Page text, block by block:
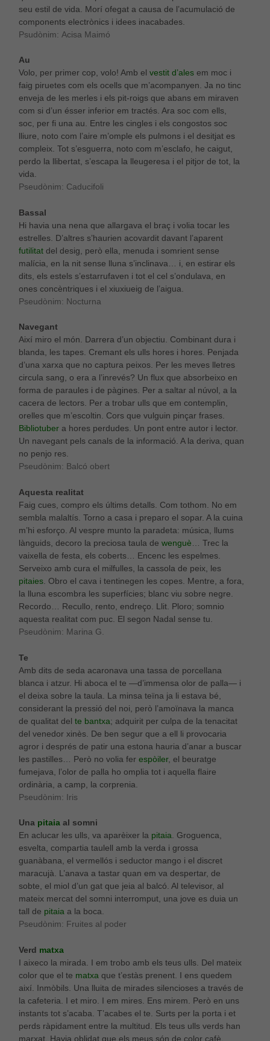
seu estil de vida. Morí ofegat a causa de l’acumulació de
components electrònics i idees inacabades.
Psudònim: Acisa Maimó
Au
Volo, per primer cop, volo! Amb el vestit d’alesem moc i
faig piruetes com els ocells que m’acompanyen. Ja no tinc
enveja de les merles i els pit-roigs que abans em miraven
com si d’un ésser inferior em tractés. Ara soc com ells,
soc, per fi una au. Entre les cingles i els congostos soc
lliure, noto com l’aire m’omple els pulmons i el desitjat es
compleix. Tot s’esguerra, noto com m’esclafo, he caigut,
perdo la llibertat, s’escapa la lleugeresa i el pitjor de tot, la
vida.
Pseudònim: Caducifoli
Bassal
Hi havia una nena que allargava el braç i volia tocar les
estrelles. D’altres s’haurien acovardit davant l’aparent
futilitatdel desig, però ella, menuda i somrient sense
malícia, en la nit sense lluna s’inclinava… i, en estirar els
dits, els estels s’estarrufaven i tot el cel s’ondulava, en
ones concèntriques i el xiuxiueig de l’aigua.
Pseudònim: Nocturna
Navegant
Així miro el món. Darrera d’un objectiu. Combinant dura i
blanda, les tapes. Cremant els ulls hores i hores. Penjada
d’una xarxa que no captura peixos. Per les meves lletres
circula sang, o era a l’inrevés? Un flux que absorbeixo en
forma de paraules i de pàgines. Per a saltar al núvol, a la
cacera de lectors. Per a trobar ulls que em contemplin,
orelles que m’escoltin. Cors que vulguin pinçar frases.
Bibliotubera hores perdudes. Un pont entre autor i lector.
Un navegant pels canals de la informació. A la deriva, quan
no penjo res.
Pseudònim: Balcó obert
Aquesta realitat
Faig cues, compro els últims detalls. Com tothom. No em
sembla malaltís. Torno a casa i preparo el sopar. A la cuina
m’hi esforço. Al vespre munto la paradeta: música, llums
lànguids, decoro la preciosa taula de wenguè … Trec la
vaixella de festa, els coberts… Encenc les espelmes.
Serveixo amb cura el milfulles, la cassola de peix, les
pitaies. Obro el cava i tentinegen les copes. Mentre, a fora,
la lluna escombra les superfícies; blanc viu sobre negre.
Recordo… Recullo, rento, endreço. Llit. Ploro; somnio
aquesta realitat com puc. El segon Nadal sense tu.
Pseudònim: Marina G.
Te
Amb dits de seda acaronava una tassa de porcellana
blanca i atzur. Hi aboca el te —d’immensa olor de palla— i
el deixa sobre la taula. La minsa teïna ja li estava bé,
considerant la pressió del noi, però l’amoïnava la manca
de qualitat del te bantxa; adquirit per culpa de la tenacitat
del venedor xinès. De ben segur que a ell li provocaria
agror i després de patir una estona hauria d’anar a buscar
les pastilles… Però no volia fer espòiler, el beuratge
fumejava, l’olor de palla ho omplia tot i aquella flaire
ordinària, a camp, la corprenia.
Pseudònim: Iris
Una pitaiaal somni
En aclucar les ulls, va aparèixer la pitaia . Groguenca,
esvelta, compartia taulell amb la verda i grossa
guanàbana, el vermellós i seductor mango i el discret
maracujà. L’anava a tastar quan em va despertar, de
sobte, el miol d’un gat que jeia al balcó. Al televisor, al
mateix mercat del somni interromput, una jove es duia un
tall de pitaia a la boca.
Pseudònim: Fruites al poder
Verd matxa
I aixeco la mirada. I em trobo amb els teus ulls. Del mateix
color que el te matxa que t’estàs prenent. I ens quedem
així. Inmòbils. Una lluita de mirades silencioses a través de
la cafeteria. I et miro. I em mires. Ens mirem. Però en uns
instants tot s’acaba. T’acabes el te. Surts per la porta i et
perds ràpidament entre la multitud. Els teus ulls verds han
marxat. Havia oblidat que els meus són de color cafè.